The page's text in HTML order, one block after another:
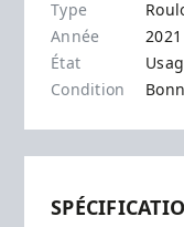
Type
Année
2021
État
Condition